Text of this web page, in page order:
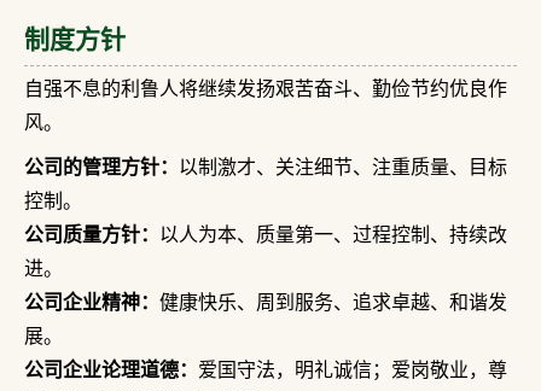
制度方针
自强不息的利鲁人将继续发扬艰苦奋斗、勤俭节约优良作
风。
公司的管理方针： 以制激才、关注细节、注重质量、目标
控制。
公司质量方针： 以人为本、质量第一、过程控制、持续改
进。
公司企业精神： 健康快乐、周到服务、追求卓越、和谐发
展。
公司企业论理道德： 爱国守法，明礼诚信；爱岗敬业，尊